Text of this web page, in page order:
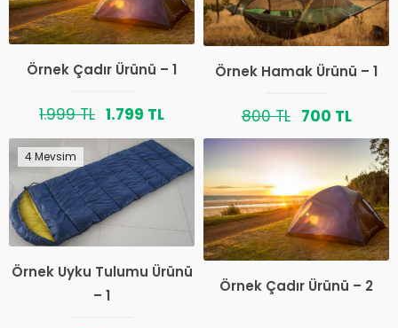
Örnek Çadır Ürünü – 1
1.999 TL 1.799 TL
Örnek Hamak Ürünü – 1
800 TL 700 TL
4 Mevsim
Örnek Uyku Tulumu Ürünü
– 1
Örnek Çadır Ürünü – 2